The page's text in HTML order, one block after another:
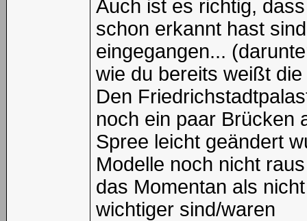
Auch ist es richtig,
schon erkannt hast
eingegangen...
wie du bereits weißt
Den
noch ein paar Brücken
Spree leicht geändert
Modelle noch nicht
das Momentan als
wichtiger sind/waren